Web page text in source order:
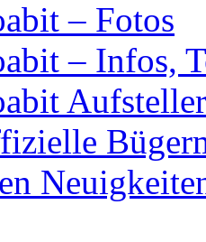
– Fotos
– Infos,
Aufsteller